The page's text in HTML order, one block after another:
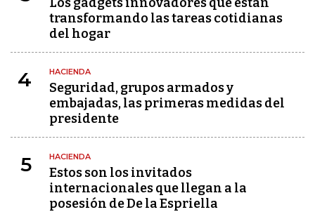
transformando las tareas cotidianas
del hogar
4 HACIENDA
Seguridad, grupos armados y
embajadas, las primeras medidas del
presidente
5 HACIENDA
Estos son los invitados
internacionales que llegan a la
posesión de De la Espriella